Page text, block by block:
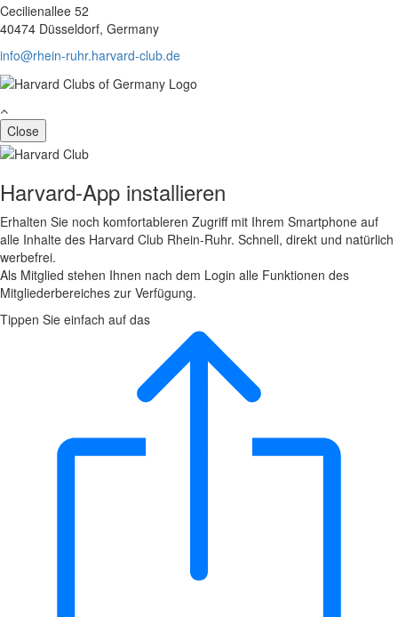
Cecilienallee 52
40474 Düsseldorf, Germany
info@rhein-ruhr.harvard-club.de
Close
Harvard-App installieren
Erhalten Sie noch komfortableren Zugriff mit Ihrem Smartphone auf
alle Inhalte des Harvard Club Rhein-Ruhr. Schnell, direkt und natürlich
werbefrei.
Als Mitglied stehen Ihnen nach dem Login alle Funktionen des
Mitgliederbereiches zur Verfügung.
Tippen Sie einfach auf das